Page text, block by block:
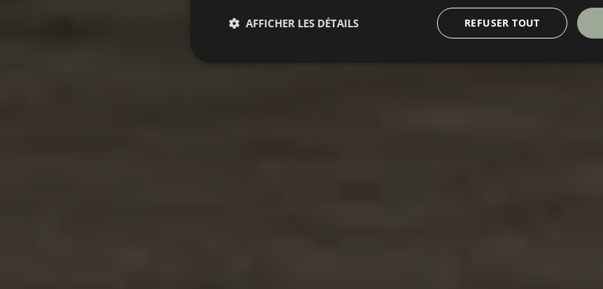
REFUSER TOUT
AFFICHER LES DÉTAILS